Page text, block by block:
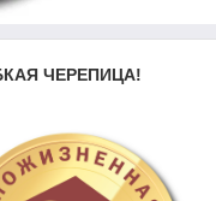
ЧЕРЕПИЦА!